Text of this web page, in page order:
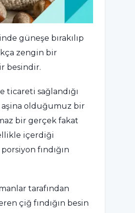
güneşe bırakılıp
zengin bir
besindir.
ticareti sağlandığı
aşina olduğumuz bir
bir gerçek fakat
içerdiği
fındığın
tarafından
çiğ fındığın besin